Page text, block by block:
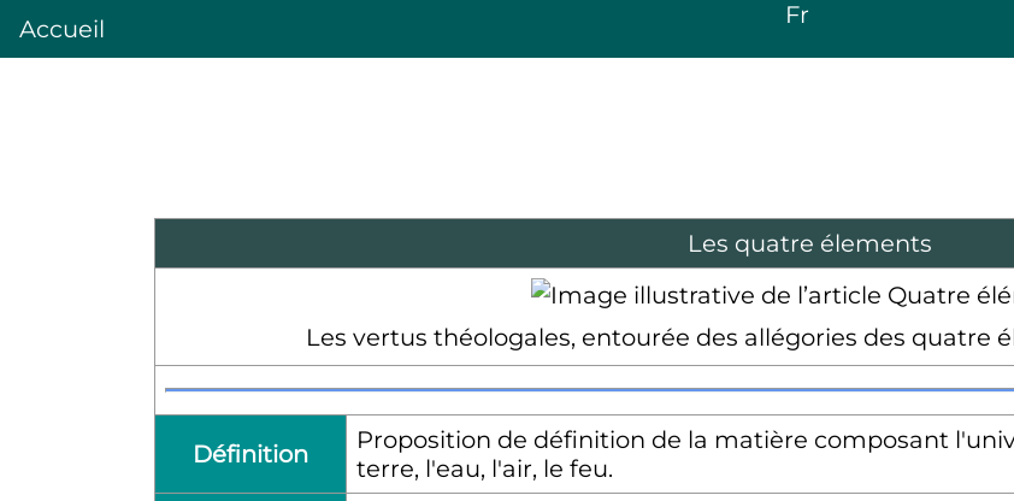
Accueil Fr
Les quatre élements
Les vertus théologales, entourée des allégories des quatre
Définition
Proposition de définition de la matière composant
terre, l'eau, l'air, le feu.